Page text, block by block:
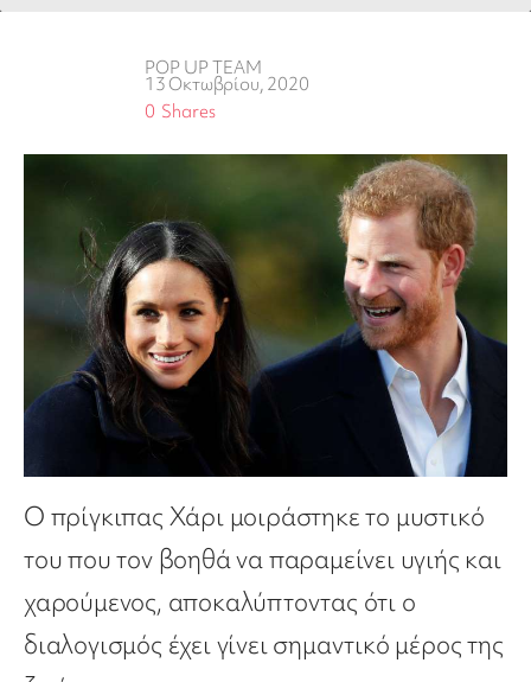
POP UP TEAM
13 Οκτωβρίου, 2020
Shares
0
Ο πρίγκιπας Χάρι μοιράστηκε το μυστικό
του που τον βοηθά να παραμείνει υγιής και
χαρούμενος, αποκαλύπτοντας ότι ο
διαλογισμός έχει γίνει σημαντικό μέρος της